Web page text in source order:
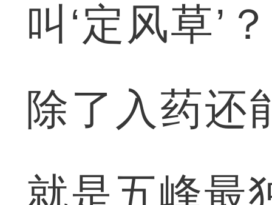
叫‘定风草’
除了入药
就是五峰最